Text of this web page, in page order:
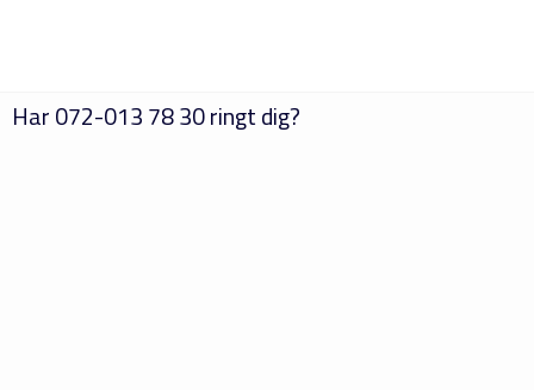
Har072-013 78 30ringt dig?